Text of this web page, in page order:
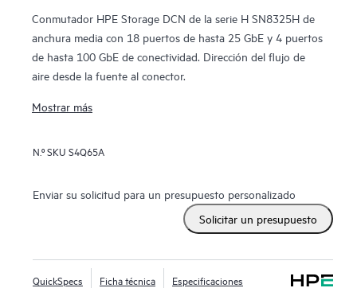
Conmutador HPE Storage DCN de la serie H SN8325H de
anchura media con 18 puertos de hasta 25 GbE y 4 puertos
de hasta 100 GbE de conectividad. Dirección del flujo de
aire desde la fuente al conector.
Mostrar más
N.º SKU S4Q65A
Enviar su solicitud para un presupuesto personalizado
Solicitar un presupuesto
QuickSpecs Ficha técnica Especificaciones